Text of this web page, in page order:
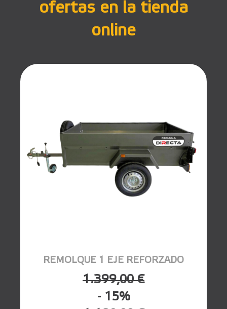
ofertas en la tienda
online
REMOLQUE 1 EJE REFORZADO
1.399,00 €
- 15%